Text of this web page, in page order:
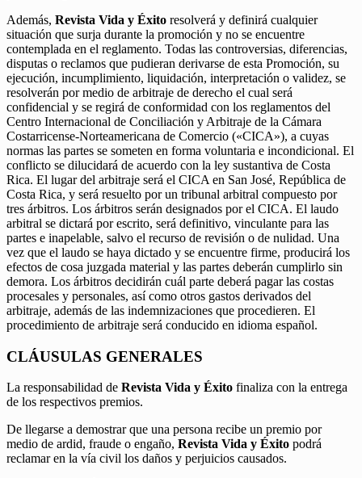
Además, Revista Vida y Éxito resolverá y definirá cualquier
situación que surja durante la promoción y no se encuentre
contemplada en el reglamento. Todas las controversias, diferencias,
disputas o reclamos que pudieran derivarse de esta Promoción, su
ejecución, incumplimiento, liquidación, interpretación o validez, se
resolverán por medio de arbitraje de derecho el cual será
confidencial y se regirá de conformidad con los reglamentos del
Centro Internacional de Conciliación y Arbitraje de la Cámara
Costarricense-Norteamericana de Comercio («CICA»), a cuyas
normas las partes se someten en forma voluntaria e incondicional. El
conflicto se dilucidará de acuerdo con la ley sustantiva de Costa
Rica. El lugar del arbitraje será el CICA en San José, República de
Costa Rica, y será resuelto por un tribunal arbitral compuesto por
tres árbitros. Los árbitros serán designados por el CICA. El laudo
arbitral se dictará por escrito, será definitivo, vinculante para las
partes e inapelable, salvo el recurso de revisión o de nulidad. Una
vez que el laudo se haya dictado y se encuentre firme, producirá los
efectos de cosa juzgada material y las partes deberán cumplirlo sin
demora. Los árbitros decidirán cuál parte deberá pagar las costas
procesales y personales, así como otros gastos derivados del
arbitraje, además de las indemnizaciones que procedieren. El
procedimiento de arbitraje será conducido en idioma español.
CLÁUSULAS GENERALES
La responsabilidad de Revista Vida y Éxito finaliza con la entrega
de los respectivos premios.
De llegarse a demostrar que una persona recibe un premio por
medio de ardid, fraude o engaño, Revista Vida y Éxito podrá
reclamar en la vía civil los daños y perjuicios causados.